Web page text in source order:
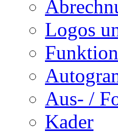
Logos
Aus- /
Kader